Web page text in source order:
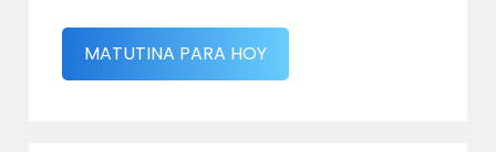
MATUTINA PARA HOY